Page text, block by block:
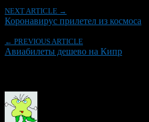
NEXT ARTICLE →
Коронавирус прилетел из космоса
← PREVIOUS ARTICLE
Авиабилеты дешево на Кипр